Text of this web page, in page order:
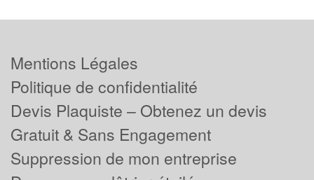
Mentions Légales
Politique de confidentialité
Devis Plaquiste – Obtenez un devis
Gratuit & Sans Engagement
Suppression de mon entreprise